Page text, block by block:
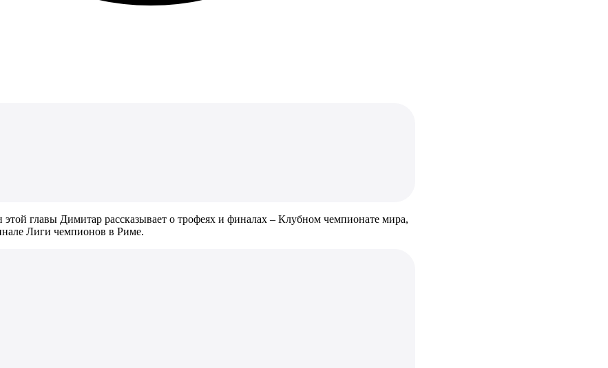
этой главы Димитар рассказывает о трофеях и финалах – Клубном чемпионате мира,
Лиги чемпионов в Риме.